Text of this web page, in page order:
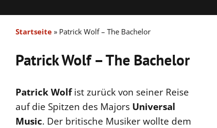
Startseite » Patrick Wolf – The Bachelor
Patrick Wolf – The Bachelor
Patrick Wolfist zurück von seiner Reise
auf die Spitzen des Majors Universal
Music. Der britische Musiker wollte dem